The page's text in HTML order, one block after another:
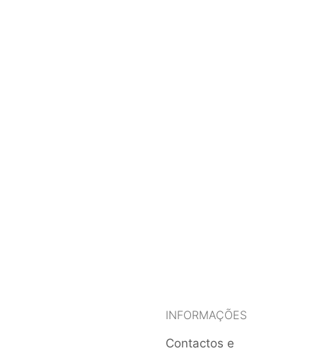
INFORMAÇÕES
Contactos e